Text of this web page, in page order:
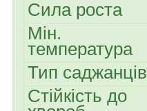
Сила роста
Мін.
температура
Тип саджанців
Стійкість до